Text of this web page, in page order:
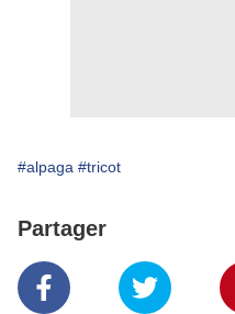
#alpaga #tricot
Partager